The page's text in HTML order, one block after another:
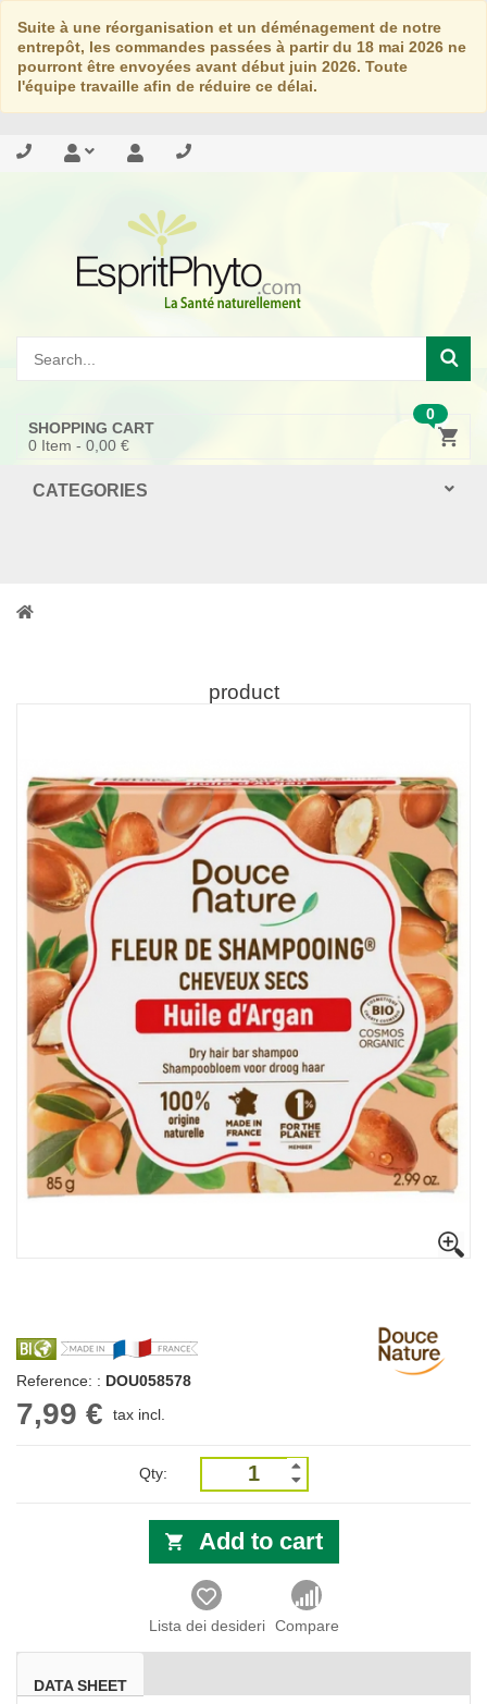
Suite à une réorganisation et un déménagement de notre
entrepôt, les commandes passées à partir du 18 mai 2026 ne
pourront être envoyées avant début juin 2026. Toute
l'équipe travaille afin de réduire ce délai.
0
SHOPPING CART
0 Item - 0,00 €
CATEGORIES
product
Reference: : DOU058578
7,99 € tax incl.
Qty:
Add to cart
Lista dei desideri Compare
DATA SHEET